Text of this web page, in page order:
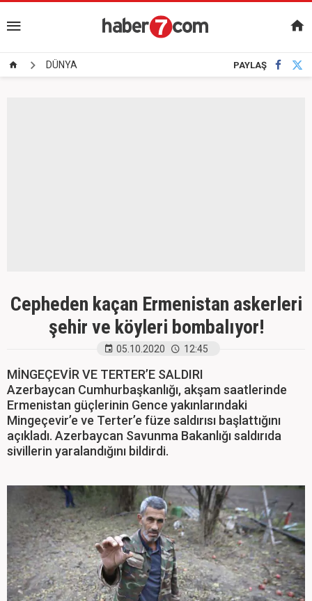
DÜNYA PAYLAŞ
Cepheden kaçan Ermenistan askerleri
şehir ve köyleri bombalıyor!
05.10.2020 12:45
MİNGEÇEVİR VE TERTER’E SALDIRI
Azerbaycan Cumhurbaşkanlığı, akşam saatlerinde
Ermenistan güçlerinin Gence yakınlarındaki
Mingeçevir’e ve Terter’e füze saldırısı başlattığını
açıkladı. Azerbaycan Savunma Bakanlığı saldırıda
sivillerin yaralandığını bildirdi.